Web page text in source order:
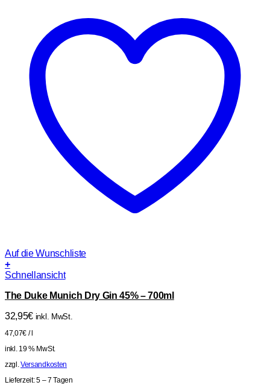
Auf die Wunschliste
+
Schnellansicht
The Duke Munich Dry Gin 45% – 700ml
32,95€ inkl. MwSt.
47,07€ /l
inkl. 19 % MwSt.
zzgl.Versandkosten
Lieferzeit:5 – 7 Tagen